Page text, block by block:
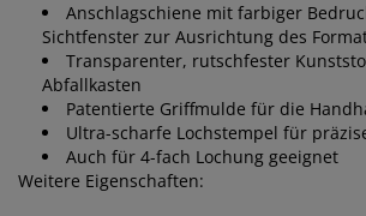
Anschlagschiene mit farbiger
Sichtfenster zur Ausrichtung des
Transparenter, rutschfester
Abfallkasten
Patentierte Griffmulde für die
Ultra-scharfe Lochstempel für
Auch für 4-fach Lochung geeignet
Weitere Eigenschaften: